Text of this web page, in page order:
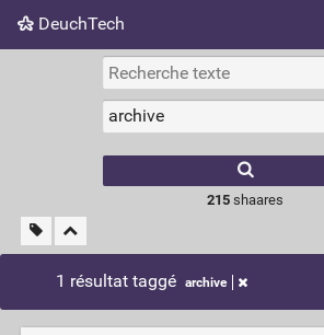
DeuchTech
Nuage de tags Mur d'images
215shaares
1 résultat taggé archive